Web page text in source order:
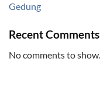
Gedung
Recent Comments
No comments to show.